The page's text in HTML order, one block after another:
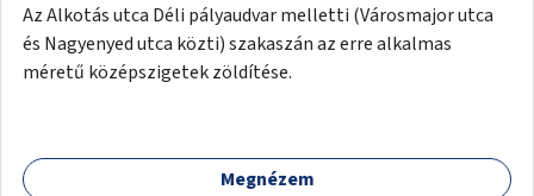
Az Alkotás utca Déli pályaudvar melletti (Városmajor utca
és Nagyenyed utca közti) szakaszán az erre alkalmas
méretű középszigetek zöldítése.
Megnézem